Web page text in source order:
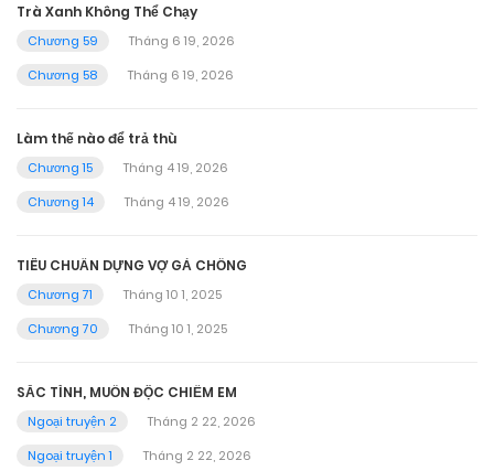
Trà Xanh Không Thể Chạy
Chương 59
Tháng 6 19, 2026
Chương 58
Tháng 6 19, 2026
Làm thế nào để trả thù
Chương 15
Tháng 4 19, 2026
Chương 14
Tháng 4 19, 2026
TIÊU CHUẨN DỰNG VỢ GẢ CHỒNG
Chương 71
Tháng 10 1, 2025
Chương 70
Tháng 10 1, 2025
SẮC TÌNH, MUỐN ĐỘC CHIẾM EM
Ngoại truyện 2
Tháng 2 22, 2026
Ngoại truyện 1
Tháng 2 22, 2026